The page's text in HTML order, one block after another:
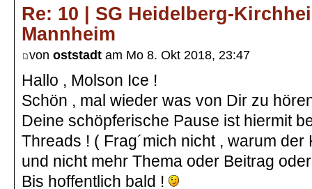
Re: 10 | SG Heidelberg-
Mannheim
von oststadt am Mo 8. Okt 2018, 23:47
Hallo , Molson Ice !
Schön , mal wieder was von Dir zu
Deine schöpferische Pause ist hiermit
Threads ! ( Frag´mich nicht , warum
und nicht mehr Thema oder Beitrag
Bis hoffentlich bald !